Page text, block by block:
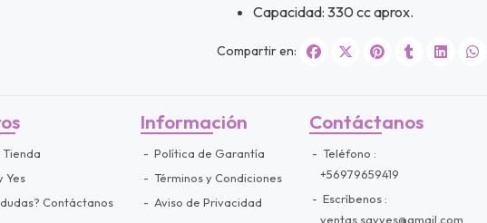
Capacidad: 330 cc aprox.
Compartir en:
Yes
dudas? Contáctanos
Información
Política de Garantía
Términos y Condiciones
Aviso de Privacidad
Contáctanos
Teléfono
+56979659419
Escríbenos
ventas.sayyes@gmail.com